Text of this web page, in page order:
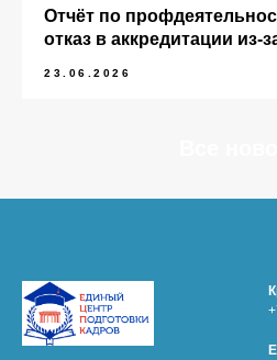
Отчёт по
отказ в аккредитации из-
23.06.2026